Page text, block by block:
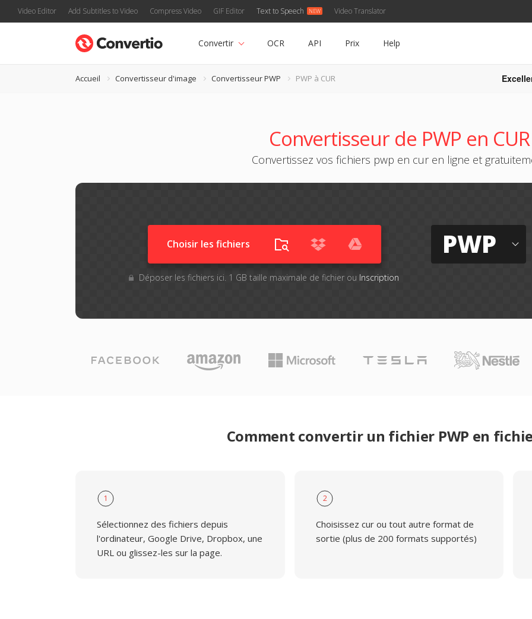
Video Editor Add Subtitles to Video Compress Video GIF Editor Text to Speech Video Translator
Convertir OCR API Prix Help
Accueil Convertisseur d'image Convertisseur PWP PWP à CUR
Convertisseur de PWP en CUR
Convertissez vos fichiers pwp en cur en ligne et
Choisir les fichiers
Déposer les fichiers ici. 1 GB taille maximale de fichier ou Inscription
PWP
Comment convertir un fichier PWP en
1
Sélectionnez des fichiers depuis
l'ordinateur, Google Drive, Dropbox, une
URL ou glissez-les sur la page.
2
Choisissez cur ou tout autre format de
sortie (plus de 200 formats supportés)